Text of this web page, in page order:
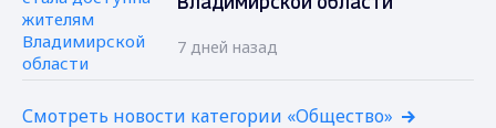
Владимирской области
7 дней назад
Смотреть новости категории «Общество»